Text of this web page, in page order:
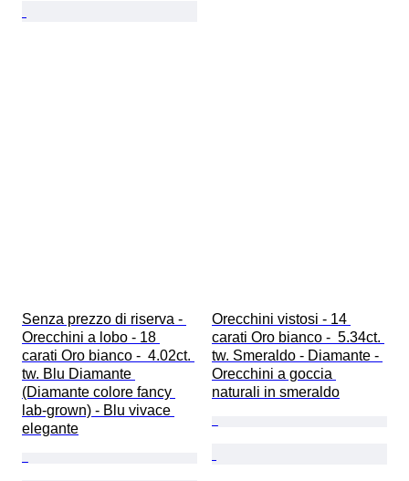
Senza prezzo di riserva -
Orecchini a lobo - 18
carati Oro bianco -  4.02ct.
tw. Blu Diamante
(Diamante colore fancy
lab-grown) - Blu vivace
elegante
Orecchini vistosi - 14
carati Oro bianco -  5.34ct.
tw. Smeraldo - Diamante -
Orecchini a goccia
naturali in smeraldo